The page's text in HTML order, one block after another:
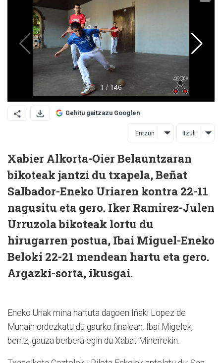
Gehitu gaitzazu Googlen
Entzun Itzuli
Xabier Alkorta-Oier Belauntzaran
bikoteak jantzi du txapela, Beñat
Salbador-Eneko Uriaren kontra 22-11
nagusitu eta gero. Iker Ramirez-Julen
Urruzola bikoteak lortu du
hirugarren postua, Ibai Miguel-Eneko
Beloki 22-21 mendean hartu eta gero.
Argazki-sorta, ikusgai.
Eneko Uriak mina hartuta dagoen Iñaki Lopez de
Munain ordezkatu du gaurko finalean. Ibai Migelek,
berriz, gauza berbera egin du Xabat Minerrekin.